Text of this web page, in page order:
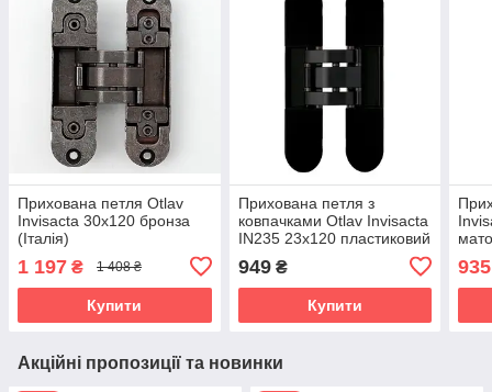
Прихована петля Otlav
Invisacta 30х120 бронза
(Італія)
1 197 ₴ 1 408 ₴
Купити
Прихована петля з
ковпачками Otlav Invisacta
IN235 23х120 пластиковий
корпус, чорний матовий
(Італія)
949₴
Купити
935
Акційні пропозиції та новинки